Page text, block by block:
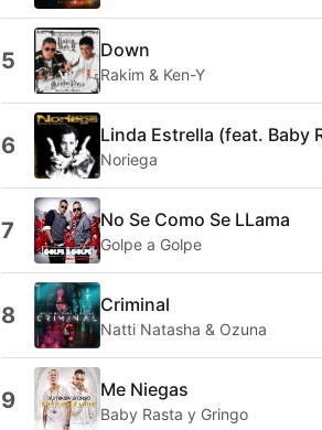
5 Down
Rakim & Ken-Y
6 Linda Estrella (feat. Baby
Noriega
7 No Se Como Se LLama
Golpe a Golpe
8 Criminal
Natti Natasha & Ozuna
9 Me Niegas
Baby Rasta y Gringo